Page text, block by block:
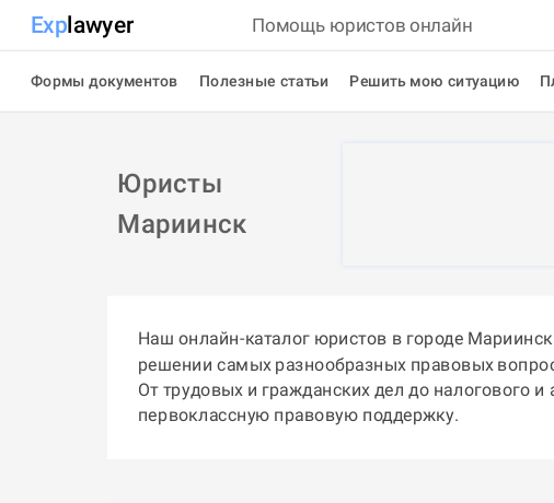
Explawyer Помощь юристов онлайн
Формы документов Полезные статьи Решить мою ситуацию
Юристы
Мариинск
Наш онлайн-каталог юристов в городе
решении самых разнообразных правовых
От трудовых и гражданских дел до налогового
первоклассную правовую поддержку.